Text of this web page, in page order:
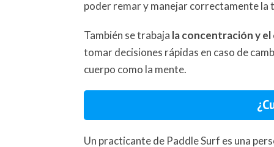
poder remar y manejar correctamente la
También se trabaja la concentración y
tomar decisiones rápidas en caso de
cuerpo como la mente.
Un practicante de Paddle Surf es una